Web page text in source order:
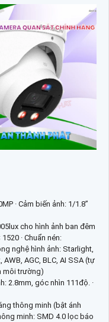
· Cảm biến ảnh: 1/1.8”
cho hình ảnh ban đêm
· Chuẩn nén:
nghệ hình ảnh: Starlight,
AGC, BLC, AI SSA (tự
môi trường)
2.8mm, góc nhìn 111độ. ·
thông minh (bật ánh
minh: SMD 4.0 lọc báo